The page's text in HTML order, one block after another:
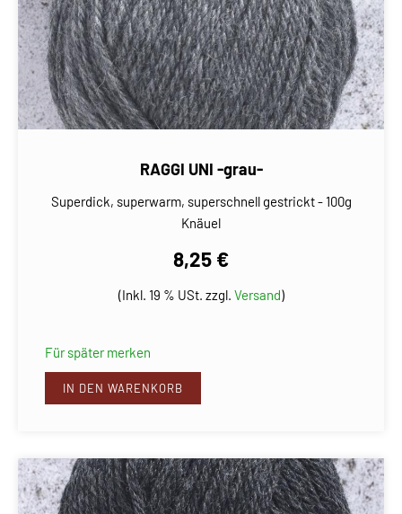
RAGGI UNI -grau-
Superdick, superwarm, superschnell gestrickt - 100g
Knäuel
8,25 €
(Inkl. 19 % USt. zzgl. Versand)
Für später merken
IN DEN WARENKORB